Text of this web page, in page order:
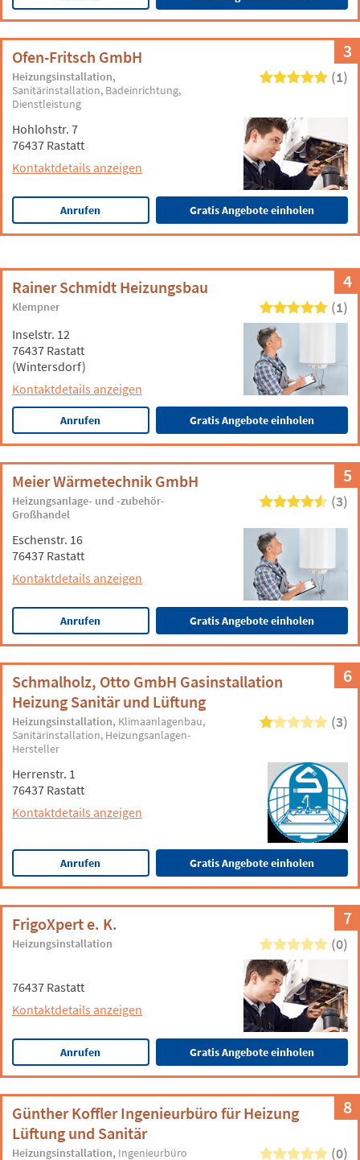
3
Ofen-Fritsch GmbH
Heizungsinstallation
Sanitärinstallation Badeinrichtung
Dienstleistung
(1)
Hohlohstr. 7
76437 Rastatt
Kontaktdetails anzeigen
Anrufen Gratis Angebote einholen
4
Rainer Schmidt Heizungsbau
Klempner (1)
Inselstr. 12
76437 Rastatt
(Wintersdorf)
Kontaktdetails anzeigen
Anrufen Gratis Angebote einholen
5
Meier Wärmetechnik GmbH
Heizungsanlage- und -zubehör-
Großhandel
(3)
Eschenstr. 16
76437 Rastatt
Kontaktdetails anzeigen
Anrufen Gratis Angebote einholen
6
Schmalholz, Otto GmbH Gasinstallation
Heizung Sanitär und Lüftung
Heizungsinstallation Klimaanlagenbau
Sanitärinstallation Heizungsanlagen-
Hersteller
(3)
Herrenstr. 1
76437 Rastatt
Kontaktdetails anzeigen
Anrufen Gratis Angebote einholen
7
FrigoXpert e. K.
Heizungsinstallation (0)
76437 Rastatt
Kontaktdetails anzeigen
Anrufen Gratis Angebote einholen
8
Günther Koffler Ingenieurbüro für Heizung
Lüftung und Sanitär
Heizungsinstallation Ingenieurbüro
(0)